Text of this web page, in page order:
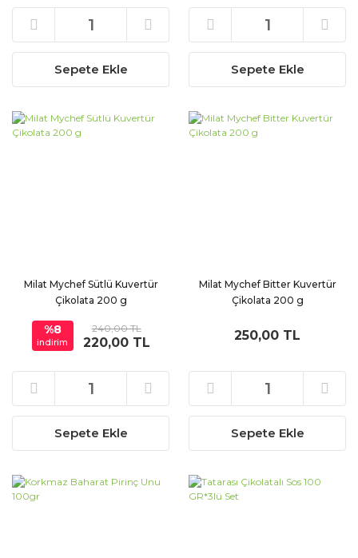
Sepete Ekle Sepete Ekle
Milat Mychef Sütlü Kuvertür
Çikolata 200 g
%8
indirim
240,00 TL
220,00 TL
Sepete Ekle
Milat Mychef Bitter Kuvertür
Çikolata 200 g
250,00 TL
Sepete Ekle